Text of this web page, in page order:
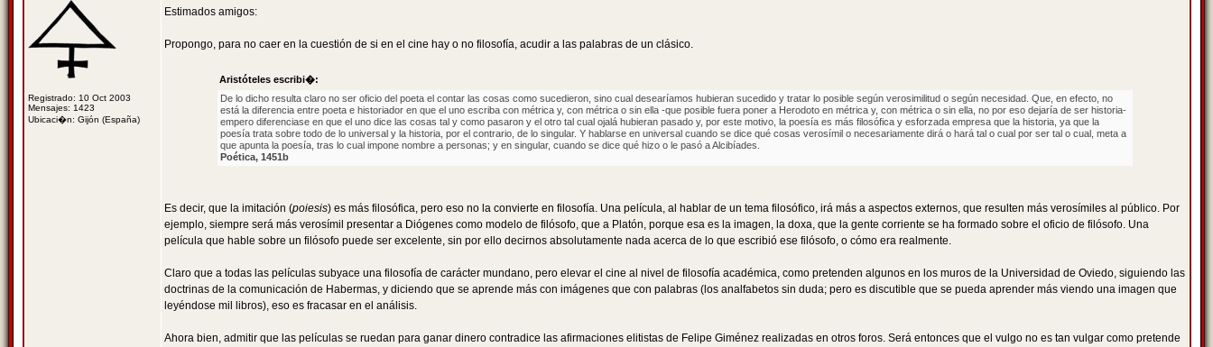
Registrado: 10 Oct 2003
Mensajes: 1423
Ubicaci�n: Gijón (España)
Estimados amigos:
Propongo, para no caer en la cuestión de si en el cine hay o no filosofía, acudir a las palabras de un clásico.
Aristóteles escribi�:
De lo dicho resulta claro no ser oficio del poeta el contar las cosas como sucedieron, sino cual desearíamos hubieran sucedido y tratar lo posible según verosimilitud o según necesidad. Que, en efecto, no
está la diferencia entre poeta e historiador en que el uno escriba con métrica y, con métrica o sin ella -que posible fuera poner a Herodoto en métrica y, con métrica o sin ella, no por eso dejaría de ser historia-
empero diferenciase en que el uno dice las cosas tal y como pasaron y el otro tal cual ojalá hubieran pasado y, por este motivo, la poesía es más filosófica y esforzada empresa que la historia, ya que la
poesía trata sobre todo de lo universal y la historia, por el contrario, de lo singular. Y hablarse en universal cuando se dice qué cosas verosímil o necesariamente dirá o hará tal o cual por ser tal o cual, meta a
que apunta la poesía, tras lo cual impone nombre a personas; y en singular, cuando se dice qué hizo o le pasó a Alcibíades.
Poética, 1451b
Es decir, que la imitación (poiesis) es más filosófica, pero eso no la convierte en filosofía. Una película, al hablar de un tema filosófico, irá más a aspectos externos, que resulten más verosímiles al público. Por
ejemplo, siempre será más verosímil presentar a Diógenes como modelo de filósofo, que a Platón, porque esa es la imagen, la doxa, que la gente corriente se ha formado sobre el oficio de filósofo. Una
película que hable sobre un filósofo puede ser excelente, sin por ello decirnos absolutamente nada acerca de lo que escribió ese filósofo, o cómo era realmente.
Claro que a todas las películas subyace una filosofía de carácter mundano, pero elevar el cine al nivel de filosofía académica, como pretenden algunos en los muros de la Universidad de Oviedo, siguiendo las
doctrinas de la comunicación de Habermas, y diciendo que se aprende más con imágenes que con palabras (los analfabetos sin duda; pero es discutible que se pueda aprender más viendo una imagen que
leyéndose mil libros), eso es fracasar en el análisis.
Ahora bien, admitir que las películas se ruedan para ganar dinero contradice las afirmaciones elitistas de Felipe Giménez realizadas en otros foros. Será entonces que el vulgo no es tan vulgar como pretende